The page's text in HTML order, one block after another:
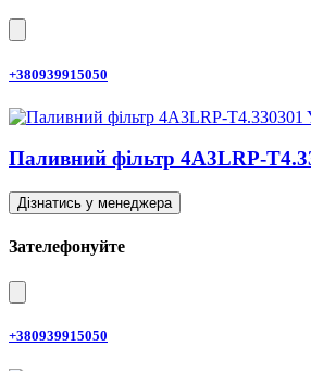
+380939915050
Паливний фільтр 4A3LRP-
Дізнатись у менеджера
Зателефонуйте
+380939915050